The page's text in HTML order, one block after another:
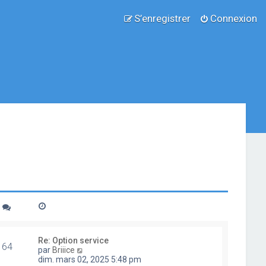
Connexion
S’enregistrer
64
Re: Option service
par Briiice
o
dim. mars 02, 2025 5:48 pm